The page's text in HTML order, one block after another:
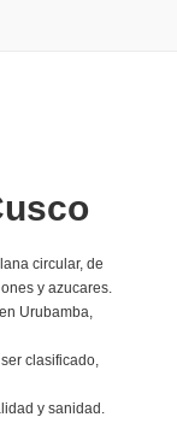
circular, de
y azucares.
Urubamba,
clasificado,
y sanidad.